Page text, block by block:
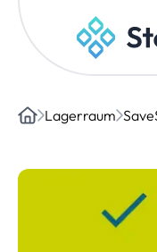
Lagerraum